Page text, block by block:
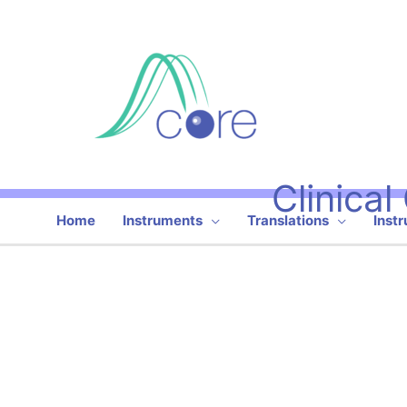
Clinical
Home Instruments Translations